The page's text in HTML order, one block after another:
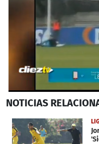
seconds
24
seconds
NOTICIAS